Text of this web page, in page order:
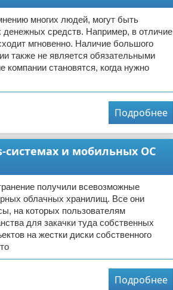
многих людей, могут быть
средств. Например, в отличие
мгновенно. Наличие большого
также не является обязательными
становятся, когда нужно
Подробнее
системах и мобильных ОС
получили всевозможные
облачных хранилищ. Все они
на которых пользователям
для закачки туда собственных
на жестки диски собственного
Подробнее